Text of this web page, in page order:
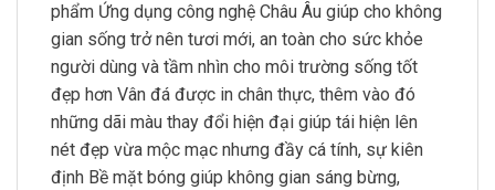
phẩm Ứng dụng công nghệ Châu Âu giúp cho không
gian sống trở nên tươi mới, an toàn cho sức khỏe
người dùng và tầm nhìn cho môi trường sống tốt
đẹp hơn Vân đá được in chân thực, thêm vào đó
những dãi màu thay đổi hiện đại giúp tái hiện lên
nét đẹp vừa mộc mạc nhưng đầy cá tính, sự kiên
định Bề mặt bóng giúp không gian sáng bừng,